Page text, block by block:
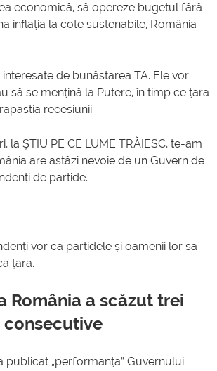
economică, să opereze bugetul fără
inflația la cote sustenabile, România
de bunăstarea TA. Ele vor
să se mențină la Putere, în timp ce țara
recesiunii.
la ȘTIU PE CE LUME TRĂIESC, te-am
are astăzi nevoie de un Guvern de
de partide.
vor ca partidele și oamenii lor să
țara.
România a scăzut trei
publicat „performanța” Guvernului